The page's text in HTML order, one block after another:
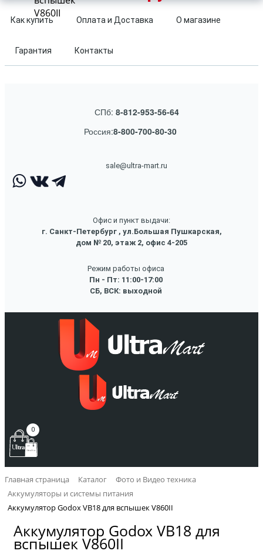
Как купить Оплата и Доставка О магазине
Гарантия Контакты
СПб: 8-812-953-56-64
Россия:8-800-700-80-30
sale@ultra-mart.ru
Офис и пункт выдачи:
г. Санкт-Петербург , ул.Большая Пушкарская,
дом № 20, этаж 2, офис 4-205
Режим работы офиса
Пн - Пт: 11:00-17:00
СБ, ВСК: выходной
0
Главная страница Каталог
Фото и Видео техника
Аккумуляторы и системы питания
Аккумулятор Godox VB18 для вспышек V860II
Аккумулятор Godox VB18 для
вспышек V860II
V860II